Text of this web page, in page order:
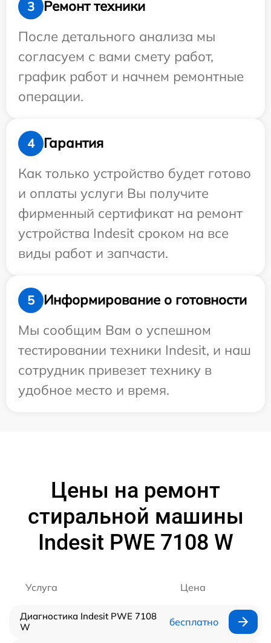
3
Ремонт техники
После детального анализа мы
согласуем с вами смету работ,
график работ и начнем ремонтные
операции.
4
Гарантия
Как только устройство будет готово
и оплаты услуги Вы получите
фирменный сертификат на ремонт
устройства Indesit сроком на все
виды работ и запчасти.
5
Информирование о готовности
Мы сообщим Вам о успешном
тестировании техники Indesit, и наш
сотрудник привезет технику в
удобное место и время.
Цены на ремонт
стиральной машины
Indesit PWE 7108 W
Услуга Цена
Диагностика Indesit PWE 7108
W
бесплатно